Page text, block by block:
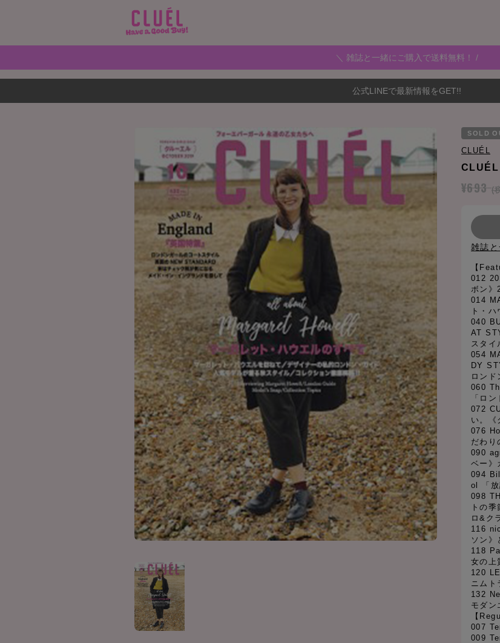
＼ 雑誌と一緒にご購入で送料無料！ /
公式LINEで最新情報をGET!!
SOLD
CLUÉL
¥693 (
雑誌
【
012
ボン》
014
ト・
040
AT
スタイ
054
DY
ロンド
060
「ロ
072
い。《
076
だわり
090
ベー》
094
ol 「放
098
トの
ロ&ク
116
ソン》
118
女の上
120
ニムト
132
モダン
【
007
009